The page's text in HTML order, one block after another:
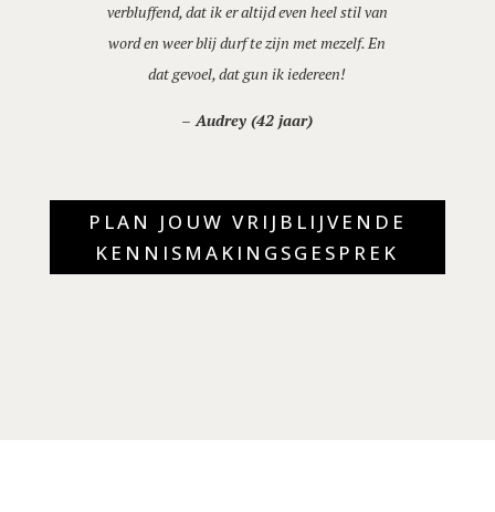
verbluffend, dat ik er altijd even heel stil van
word en weer blij durf te zijn met mezelf. En
dat gevoel, dat gun ik iedereen!
– Audrey (42 jaar)
PLAN JOUW VRIJBLIJVENDE
KENNISMAKINGSGESPREK